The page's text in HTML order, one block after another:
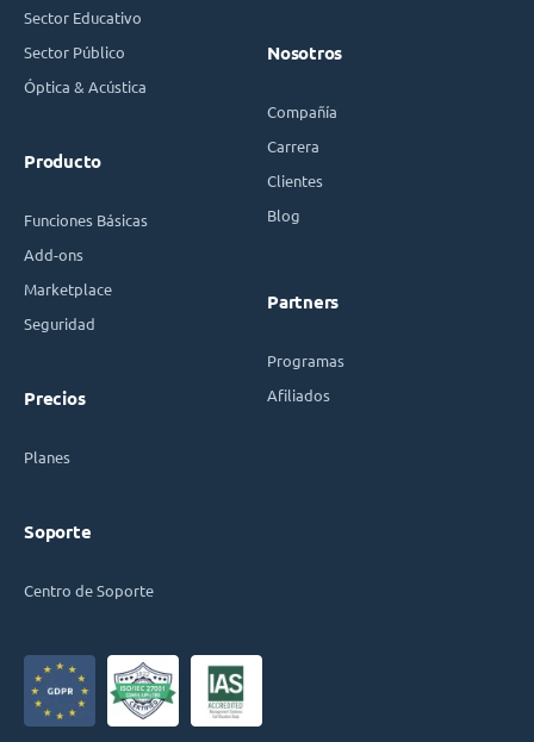
Sector Educativo
Sector Público
Óptica & Acústica
Producto
Funciones Básicas
Add-ons
Marketplace
Seguridad
Precios
Planes
Soporte
Centro de Soporte
Nosotros
Compañía
Carrera
Clientes
Blog
Partners
Programas
Afiliados